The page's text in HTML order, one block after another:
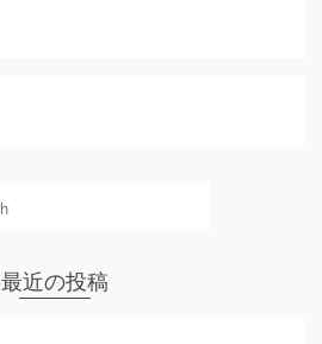
最近の投稿